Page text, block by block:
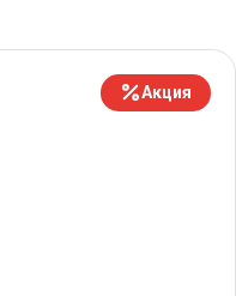
Акция